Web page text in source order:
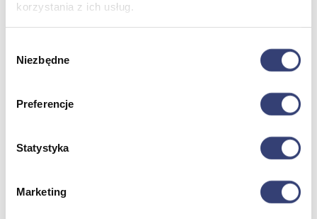
korzystania z ich usług.
zgody
Niezbędne
Preferencje
Statystyka
Marketing
Wróć
Taborety i krzesła
Stoły
Zobacz wszystko
Spa & Wellness